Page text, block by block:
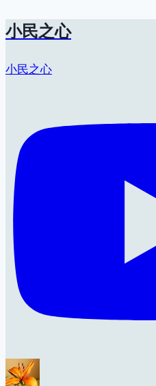
小民之心
小民之心